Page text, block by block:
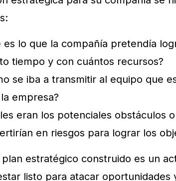
es lo que la compañía pretendía
tiempo y con cuántos recursos?
se iba a transmitir al equipo que
empresa?
eran los potenciales obstáculos
en riesgos para lograr los
plan estratégico construido es un
listo para atacar oportunidades